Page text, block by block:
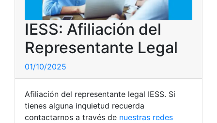
IESS: Afiliación del
Representante Legal
01/10/2025
Afiliación del representante legal IESS. Si
tienes alguna inquietud recuerda
contactarnos a través de nuestras redes